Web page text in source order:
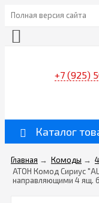
Полная версия сайта
+7 (925)
Каталог
Главная → Комоды →
АТОН Комод Сириус
направляющими 4 ящ.